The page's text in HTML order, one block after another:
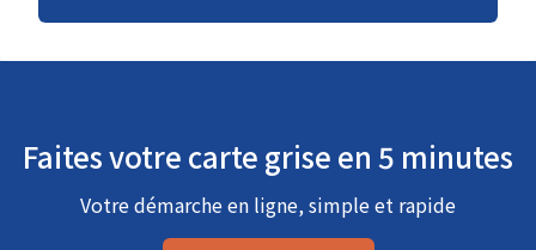
Faites votre carte grise en 5 minutes
Votre démarche en ligne, simple et rapide